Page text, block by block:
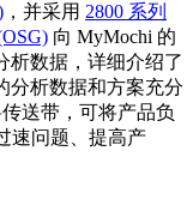
，并采用 2800 系列
向 MyMochi 的
析数据，详细介绍了
分析数据和方案充分
送带，可将产品负
速问题、提高产